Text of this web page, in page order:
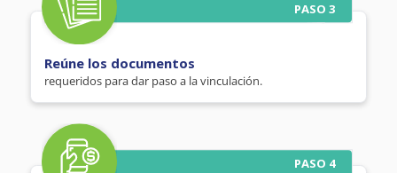
PASO 3
Reúne los documentos
requeridos para dar paso a la vinculación.
PASO 4